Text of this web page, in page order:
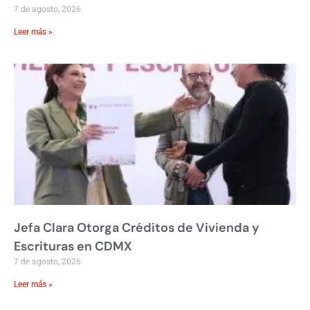
7 de agosto, 2026
Leer más »
Jefa Clara Otorga Créditos de Vivienda y
Escrituras en CDMX
7 de agosto, 2026
Leer más »